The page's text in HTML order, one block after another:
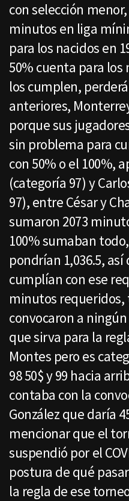
con selección
minutos en liga
para los nacidos en
50% cuenta para los
los cumplen,
anteriores,
porque sus
sin problema para
con 50% o el 100%,
(categoría 97) y
97), entre César y
sumaron 2073
100% sumaban
pondrían 1,036.5,
cumplían con ese
minutos requeridos,
convocaron a
que sirva para la
Montes pero es
98 50$ y 99 hacia
contaba con la
González que daría
mencionar que el
suspendió por el
postura de qué
la regla de ese